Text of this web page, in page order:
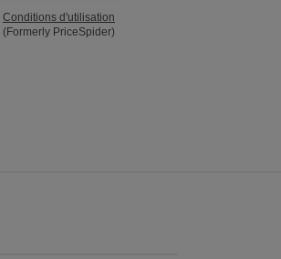
Conditions d'utilisation
(Formerly PriceSpider)